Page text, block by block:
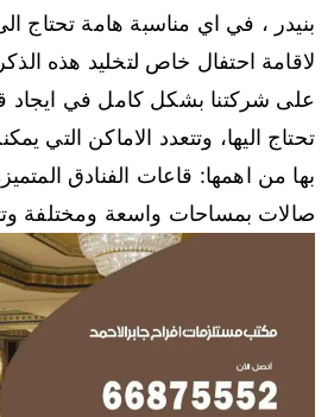
بنيدر ، في اي مناسبة هامة تحتاج
لاقامة احتفال خاص لتخليد هذه
على شركتنا بشكل كامل في ايجاد
تحتاج اليها، وتتعدد الاماكن التي
بها من اهمها: قاعات الفنادق
صالات بمساحات واسعة ومختلفة